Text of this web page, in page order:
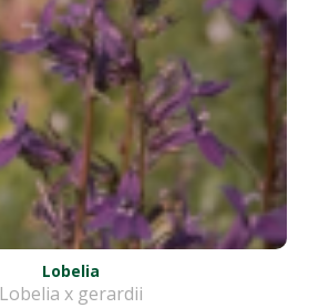
Lobelia
Lobelia x gerardii